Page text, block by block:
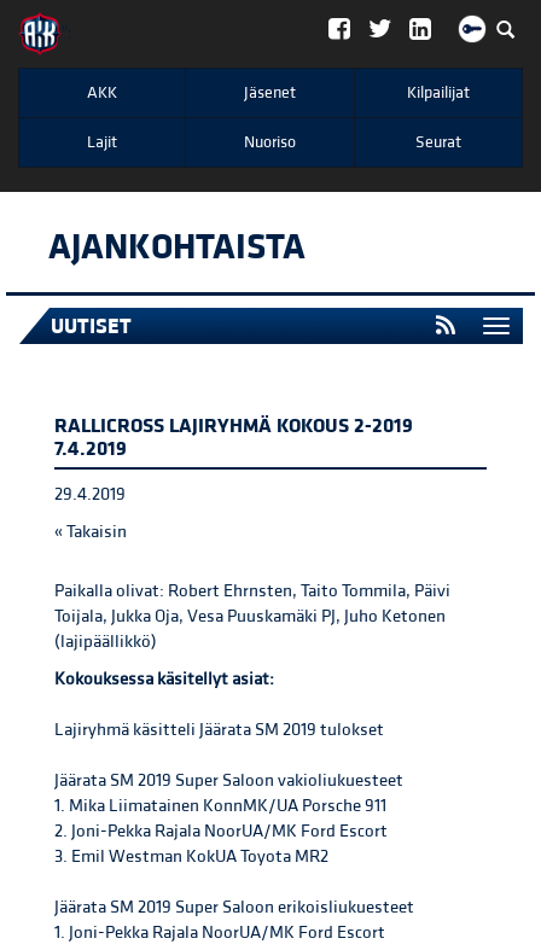
";
AKK Jäsenet Kilpailijat
Lajit Nuoriso Seurat
AJANKOHTAISTA
UUTISET
RALLICROSS LAJIRYHMÄ KOKOUS 2-2019
7.4.2019
29.4.2019
« Takaisin
Paikalla olivat: Robert Ehrnsten, Taito Tommila, Päivi
Toijala, Jukka Oja, Vesa Puuskamäki PJ, Juho Ketonen
(lajipäällikkö)
Kokouksessa käsitellyt asiat:
Lajiryhmä käsitteli Jäärata SM 2019 tulokset
Jäärata SM 2019 Super Saloon vakioliukuesteet
1. Mika Liimatainen KonnMK/UA Porsche 911
2. Joni-Pekka Rajala NoorUA/MK Ford Escort
3. Emil Westman KokUA Toyota MR2
Jäärata SM 2019 Super Saloon erikoisliukuesteet
1. Joni-Pekka Rajala NoorUA/MK Ford Escort